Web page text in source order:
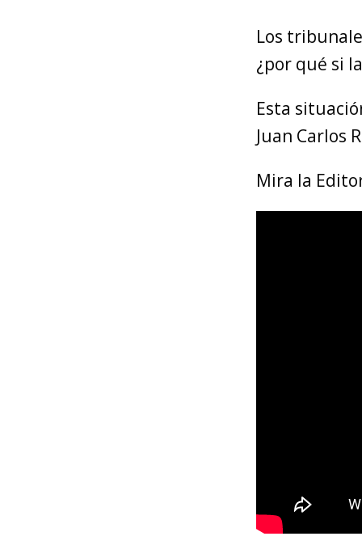
Los
¿por qué si
Esta
Juan Carlos
Mira la